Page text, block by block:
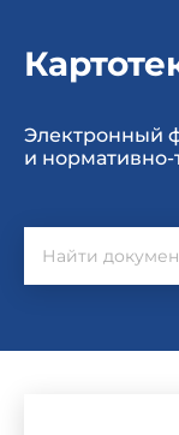
Электронный
и